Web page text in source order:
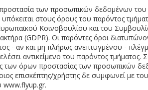
προστασία των προσωπικών δεδομένων
στους όρους του παρόντος
Κοινοβουλίου και του
(GDPR). Οι παρόντες όροι
- αν και μη πλήρως ανεπτυγμένου -
αντικείμενο του παρόντος
των όρων προστασίας των προσωπικών
επισκέπτης/χρήστης δε συμφωνεί με
www.flyup.gr.